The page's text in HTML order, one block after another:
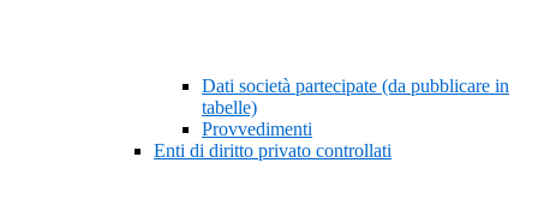
Dati società partecipate (da pubblicare in
tabelle)
Provvedimenti
Enti di diritto privato controllati